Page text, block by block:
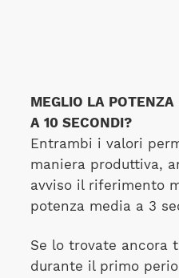
MEGLIO LA
A 10 SECONDI?
Entrambi i valori
maniera produttiva,
avviso il riferimento
potenza media a 3
Se lo trovate ancora
durante il primo